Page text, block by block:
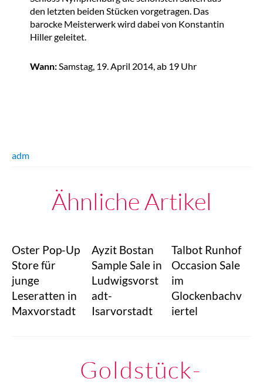
den letzten beiden Stücken vorgetragen. Das
barocke Meisterwerk wird dabei von Konstantin
Hiller geleitet.
Wann:Samstag, 19. April 2014, ab 19 Uhr
adm
Ähnliche Artikel
Oster Pop-Up
Store für
junge
Leseratten in
Maxvorstadt
Ayzit Bostan
Sample Sale in
Ludwigsvorst
adt-
Isarvorstadt
Talbot Runhof
Occasion Sale
im
Glockenbachv
iertel
Goldstück-